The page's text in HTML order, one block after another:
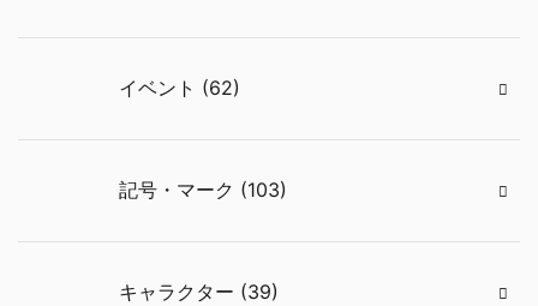
イベント (62)
記号・マーク (103)
キャラクター (39)